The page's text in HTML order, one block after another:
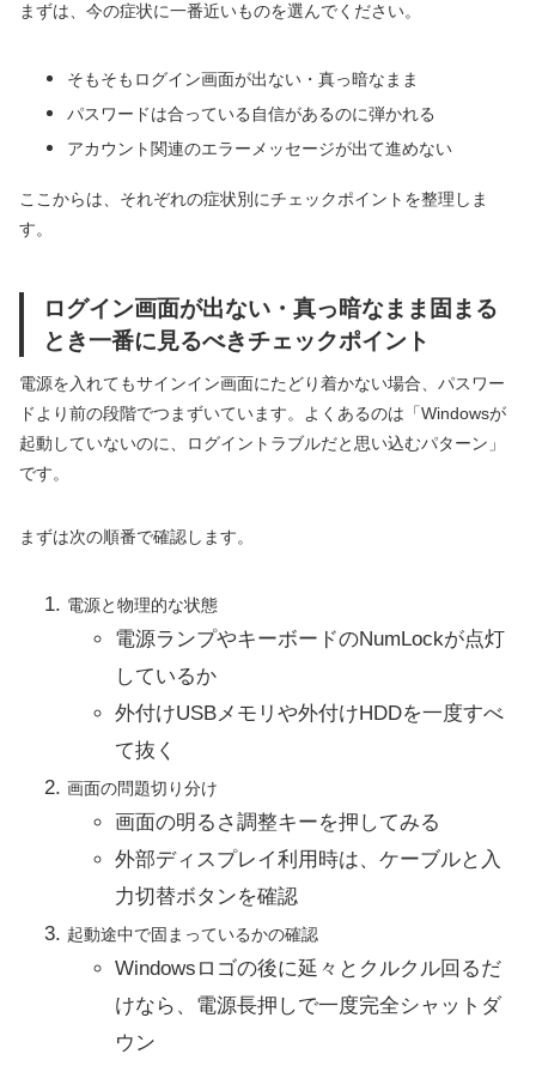
まずは、今の症状に一番近いものを選んでください。
そもそもログイン画面が出ない・真っ暗なまま
パスワードは合っている自信があるのに弾かれる
アカウント関連のエラーメッセージが出て進めない
ここからは、それぞれの症状別にチェックポイントを整理しま
す。
ログイン画面が出ない・真っ暗なまま固まる
とき一番に見るべきチェックポイント
電源を入れてもサインイン画面にたどり着かない場合、パスワー
ドより前の段階でつまずいています。よくあるのは「Windowsが
起動していないのに、ログイントラブルだと思い込むパターン」
です。
まずは次の順番で確認します。
電源と物理的な状態
電源ランプやキーボードのNumLockが点灯
しているか
外付けUSBメモリや外付けHDDを一度すべ
て抜く
画面の問題切り分け
画面の明るさ調整キーを押してみる
外部ディスプレイ利用時は、ケーブルと入
力切替ボタンを確認
起動途中で固まっているかの確認
Windowsロゴの後に延々とクルクル回るだ
けなら、電源長押しで一度完全シャットダ
ウン